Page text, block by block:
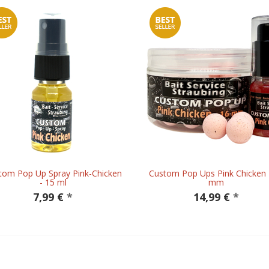
Pop Up Spray Pink-Chicken
- 15 ml
7,99 € *
Custom Pop Ups Pink Chicken
mm
14,99 € *